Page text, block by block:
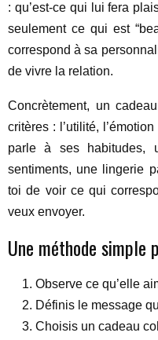
: qu’est-ce qui lui fera
seulement ce qui est
correspond à sa
de vivre la relation.
Concrètement, un
critères : l’utilité,
parle à ses habitudes,
sentiments, une lingerie
toi de voir ce qui
veux envoyer.
Une méthode simple
Observe ce qu’elle
Définis le message
Choisis un cadeau